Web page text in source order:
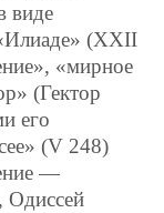
виде
(XXII
«мирное
(Гектор
его
(V 248)
—
Одиссей